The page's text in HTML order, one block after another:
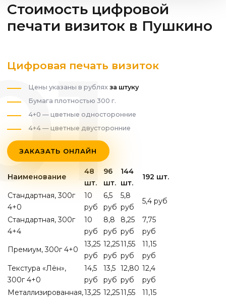
Стоимость цифровой
печати визиток в Пушкино
Цифровая печать визиток
Цены указаны в рублях за штуку
Бумага плотностью 300 г.
4+0 — цветные односторонние
4+4 — цветные двусторонние
ЗАКАЗАТЬ ОНЛАЙН
Наименование
48
шт.
96
шт.
144
шт.
192 шт.
Стандартная, 300г
4+0
10
руб
6,5
руб
5,8
руб
5,4 руб
Стандартная, 300г
4+4
10
руб
8,8
руб
8,25
руб
7,75
руб
Премиум, 300г 4+0
13,25
руб
12,25
руб
11,55
руб
11,15
руб
Текстура «Лён»,
300г 4+0
14,5
руб
13,5
руб
12,80
руб
12,4
руб
Металлизированная,13,25 12,2511,55
11,15